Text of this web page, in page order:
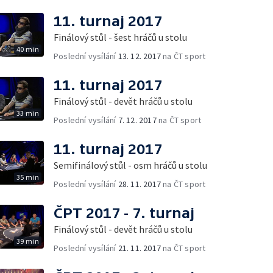
40 min
11. turnaj 2017
Finálový stůl - šest hráčů u stolu
Poslední vysílání 13. 12. 2017na ČT sport
33 min
11. turnaj 2017
Finálový stůl - devět hráčů u stolu
Poslední vysílání 7. 12. 2017na ČT sport
35 min
11. turnaj 2017
Semifinálový stůl - osm hráčů u stolu
Poslední vysílání 28. 11. 2017na ČT sport
39 min
ČPT 2017 - 7. turnaj
Finálový stůl - devět hráčů u stolu
Poslední vysílání 21. 11. 2017na ČT sport